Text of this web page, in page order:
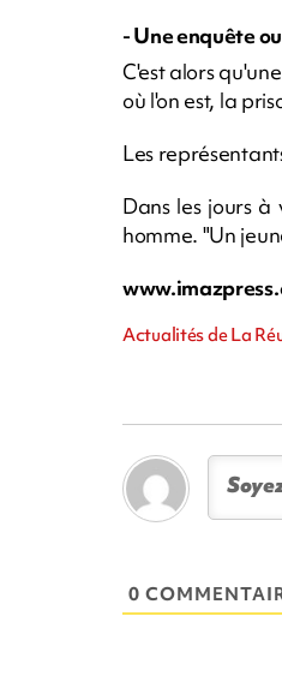
- Une enquête
C'est alors
où l'on est, la
Les
Dans les jours
homme. "Un
Actualités de La
0